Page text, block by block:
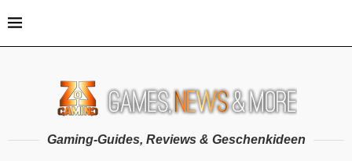
Gaming-Guides, Reviews & Geschenkideen